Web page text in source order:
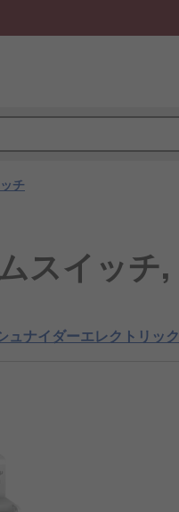
チ
スイッチ,
ュナイダーエレクトリック